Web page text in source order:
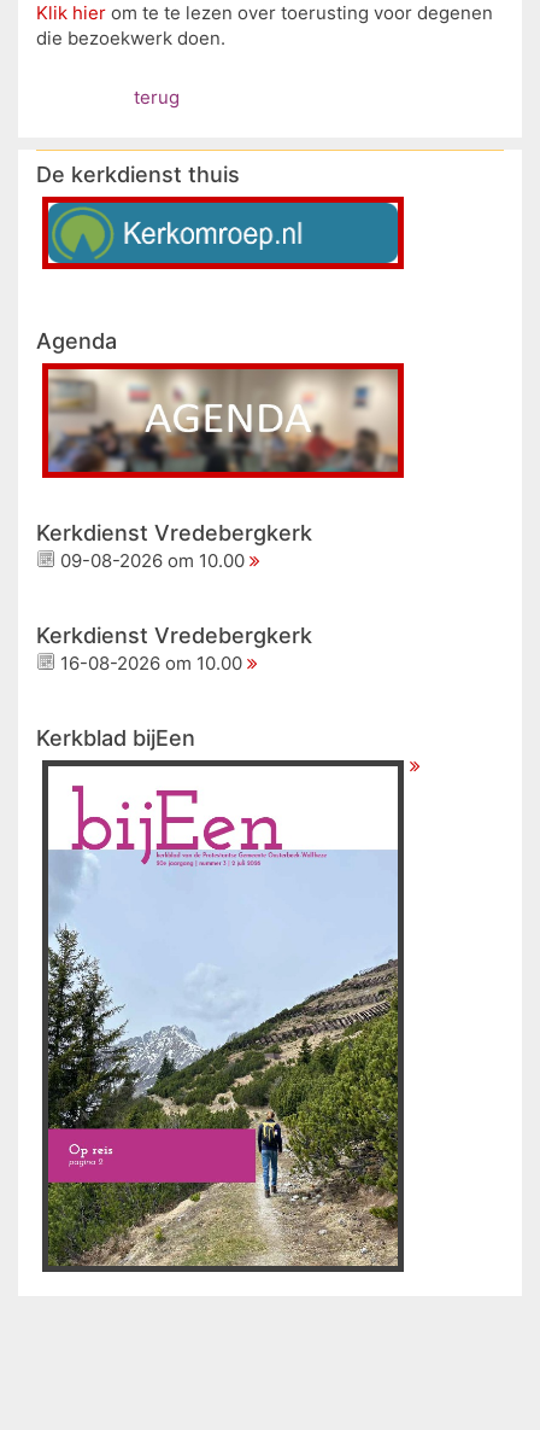
Klik hier om te te lezen over toerusting voor degenen
die bezoekwerk doen.
terug
De kerkdienst thuis
Agenda
Kerkdienst Vredebergkerk
09-08-2026 om 10.00
Kerkdienst Vredebergkerk
16-08-2026 om 10.00
Kerkblad bijEen